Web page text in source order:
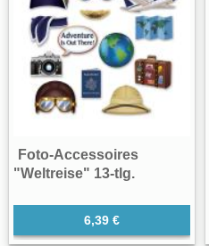
Foto-Accessoires
"Weltreise" 13-tlg.
6,39 €